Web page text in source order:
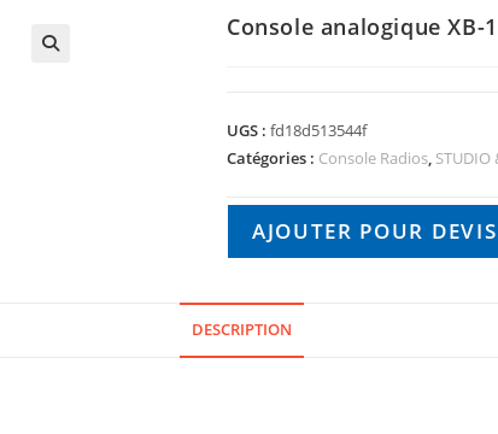
Console analogique XB-
UGS : fd18d513544f
Catégories : Console Radios, STUDIO
AJOUTER POUR DEVIS
DESCRIPTION